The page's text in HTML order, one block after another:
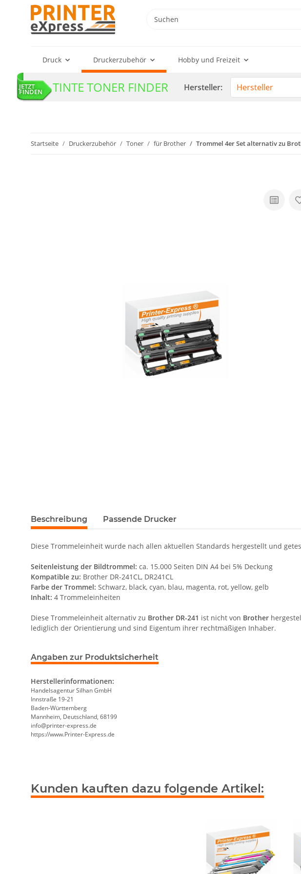
Druck Druckerzubehör Hobby und Freizeit
JETZT
FINDEN TINTE TONER FINDER Hersteller:
Startseite Druckerzubehör Toner für Brother Trommel 4er Set alternativ zu
Beschreibung Passende Drucker
Diese Trommeleinheit wurde nach allen aktuellen Standards hergestellt und
Seitenleistung der Bildtrommel: ca. 15.000 Seiten DIN A4 bei 5% Deckung
Kompatible zu: Brother DR-241CL, DR241CL
Farbe der Trommel: Schwarz, black, cyan, blau, magenta, rot, yellow, gelb
Inhalt: 4 Trommeleinheiten
Diese Trommeleinheit alternativ zu Brother DR-241 ist nicht von Brother
lediglich der Orientierung und sind Eigentum ihrer rechtmäßigen Inhaber.
Angaben zur Produktsicherheit
Herstellerinformationen:
Handelsagentur Silhan GmbH
Innstraße 19-21
Baden-Württemberg
Mannheim, Deutschland, 68199
info@printer-express.de
https://www.Printer-Express.de
Kunden kauften dazu folgende Artikel: